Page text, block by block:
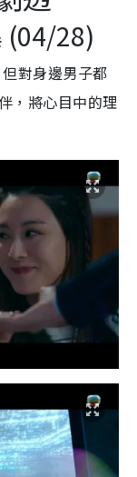
(04/28)
對身邊男子都
，將心目中的理